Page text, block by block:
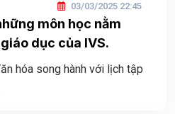
03/03/2025 22:45
môn học nằm
dục của IVS.
hóa song hành với lịch tập